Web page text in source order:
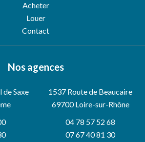
Acheter
Louer
Contact
Nos agences
Saxe
1537 Route de Beaucaire
69700 Loire-sur-Rhône
04 78 57 52 68
07 67 40 81 30